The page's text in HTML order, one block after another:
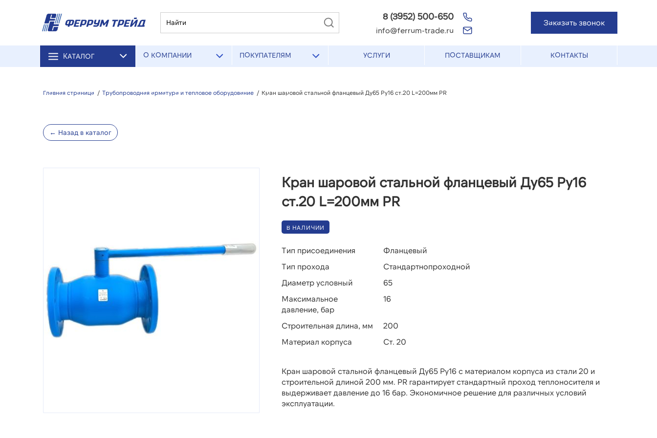
8 (3952) 500-650
info@ferrum-trade.ru
Заказать звонок
КАТАЛОГ О КОМПАНИИ ПОКУПАТЕЛЯМ УСЛУГИ ПОСТАВЩИКАМ КОНТАКТЫ
Главная страница / Трубопроводная арматура и тепловое оборудование / Кран шаровой стальной фланцевый Ду65 Ру16 ст.20 L=200мм PR
← Назад в каталог
Кран шаровой стальной фланцевый Ду65 Ру16
ст.20 L=200мм PR
В НАЛИЧИИ
Тип присоединения
Фланцевый
Тип прохода
Стандартнопроходной
Диаметр условный
65
Максимальное
давление, бар
16
Строительная длина, мм
200
Материал корпуса
Ст. 20
Кран шаровой стальной фланцевый Ду65 Ру16 с материалом корпуса из стали 20 и
строительной длиной 200 мм. PR гарантирует стандартный проход теплоносителя и
выдерживает давление до 16 бар. Экономичное решение для различных условий
эксплуатации.